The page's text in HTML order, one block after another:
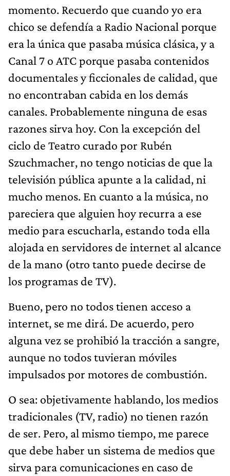
momento. Recuerdo que cuando yo era
chico se defendía a Radio Nacional porque
era la única que pasaba música clásica, y a
Canal 7 o ATC porque pasaba contenidos
documentales y ficcionales de calidad, que
no encontraban cabida en los demás
canales. Probablemente ninguna de esas
razones sirva hoy. Con la excepción del
ciclo de Teatro curado por Rubén
Szuchmacher, no tengo noticias de que la
televisión pública apunte a la calidad, ni
mucho menos. En cuanto a la música, no
pareciera que alguien hoy recurra a ese
medio para escucharla, estando toda ella
alojada en servidores de internet al alcance
de la mano (otro tanto puede decirse de
los programas de TV).
Bueno, pero no todos tienen acceso a
internet, se me dirá. De acuerdo, pero
alguna vez se prohibió la tracción a sangre,
aunque no todos tuvieran móviles
impulsados por motores de combustión.
O sea: objetivamente hablando, los medios
tradicionales (TV, radio) no tienen razón
de ser. Pero, al mismo tiempo, me parece
que debe haber un sistema de medios que
sirva para comunicaciones en caso de